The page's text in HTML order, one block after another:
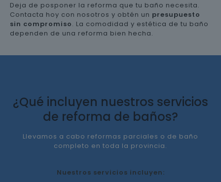
Deja de posponer la reforma que tu baño necesita.
Contacta hoy con nosotros y obtén un presupuesto
sin compromiso. La comodidad y estética de tu baño
dependen de una reforma bien hecha.
¿Qué incluyen nuestros servicios
de reforma de baños?
Llevamos a cabo reformas parciales o de baño
completo en toda la provincia.
Nuestros servicios incluyen: